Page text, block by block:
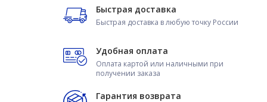
Быстрая доставка
Быстрая доставка в любую точку России
Удобная оплата
Оплата картой или наличными при
получении заказа
Гарантия возврата